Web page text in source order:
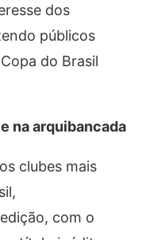
dos
públicos
do Brasil
na arquibancada
clubes mais
com o